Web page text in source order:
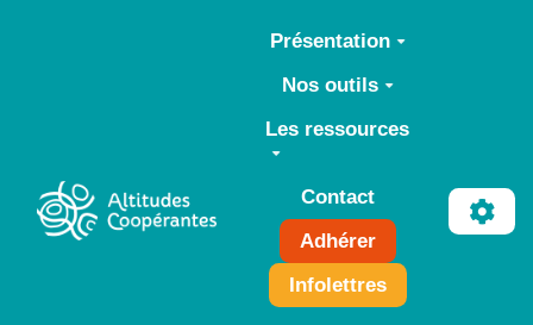
Aller au contenu principal
Présentation
Nos outils
Les ressources
Contact
Adhérer
Infolettres